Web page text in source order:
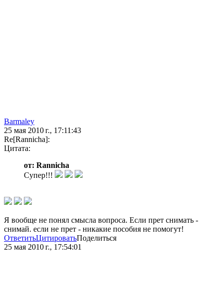
Barmaley
25 мая 2010 г., 17:11:43
Re[Rannicha]:
Цитата:
от: Rannicha
Супер!!!
Я вообще не понял смысла вопроса. Если прет снимать -
снимай. если не прет - никакие пособия не помогут!
ОтветитьЦитироватьПоделиться
25 мая 2010 г., 17:54:01